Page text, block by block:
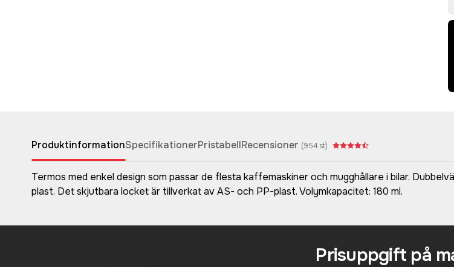
ProduktinformationSpecifikationerPristabellRecensioner (954 st)
Termos med enkel design som passar de flesta kaffemaskiner och mugghållare i bilar.
plast. Det skjutbara locket är tillverkat av AS- och PP-plast. Volymkapacitet: 180 ml.
Prisuppgift på